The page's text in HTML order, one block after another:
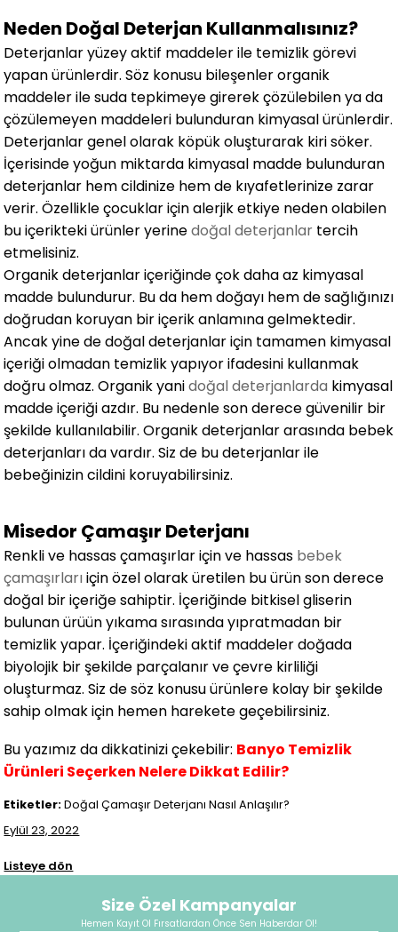
Neden Doğal Deterjan Kullanmalısınız?
Deterjanlar yüzey aktif maddeler ile temizlik görevi
yapan ürünlerdir. Söz konusu bileşenler organik
maddeler ile suda tepkimeye girerek çözülebilen ya da
çözülemeyen maddeleri bulunduran kimyasal ürünlerdir.
Deterjanlar genel olarak köpük oluşturarak kiri söker.
İçerisinde yoğun miktarda kimyasal madde bulunduran
deterjanlar hem cildinize hem de kıyafetlerinize zarar
verir. Özellikle çocuklar için alerjik etkiye neden olabilen
bu içerikteki ürünler yerinedoğal deterjanlar tercih
etmelisiniz.
Organik deterjanlar içeriğinde çok daha az kimyasal
madde bulundurur. Bu da hem doğayı hem de sağlığınızı
doğrudan koruyan bir içerik anlamına gelmektedir.
Ancak yine de doğal deterjanlar için tamamen kimyasal
içeriği olmadan temizlik yapıyor ifadesini kullanmak
doğru olmaz. Organik yanidoğal deterjanlarda kimyasal
madde içeriği azdır. Bu nedenle son derece güvenilir bir
şekilde kullanılabilir. Organik deterjanlar arasında bebek
deterjanları da vardır. Siz de bu deterjanlar ile
bebeğinizin cildini koruyabilirsiniz.
Misedor Çamaşır Deterjanı
Renkli ve hassas çamaşırlar için ve hassas bebek
çamaşırlarıiçin özel olarak üretilen bu ürün son derece
doğal bir içeriğe sahiptir. İçeriğinde bitkisel gliserin
bulunan ürüün yıkama sırasında yıpratmadan bir
temizlik yapar. İçeriğindeki aktif maddeler doğada
biyolojik bir şekilde parçalanır ve çevre kirliliği
oluşturmaz. Siz de söz konusu ürünlere kolay bir şekilde
sahip olmak için hemen harekete geçebilirsiniz.
Bu yazımız da dikkatinizi çekebilir: Banyo Temizlik
Ürünleri Seçerken Nelere Dikkat Edilir?
Etiketler:Doğal Çamaşır Deterjanı Nasıl Anlaşılır?
Eylül 23, 2022
Listeye dön
Size Özel Kampanyalar
Hemen Kayıt Ol Fırsatlardan Önce Sen Haberdar Ol!